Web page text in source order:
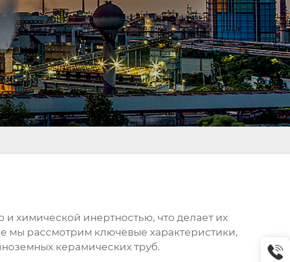
химической инертностью, что делает их
мы рассмотрим ключевые характеристики,
керамических труб.